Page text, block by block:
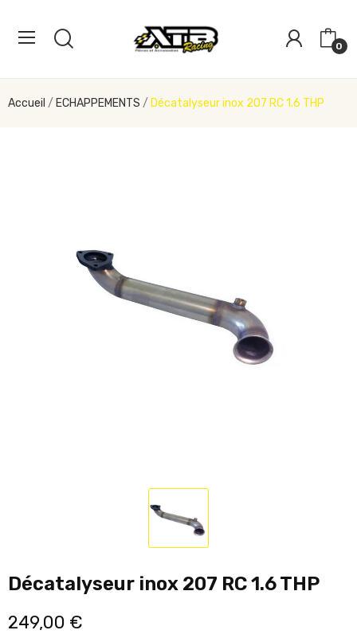
0
Accueil ECHAPPEMENTS Décatalyseur inox 207 RC 1.6 THP
Décatalyseur inox 207 RC 1.6 THP
249,00 €